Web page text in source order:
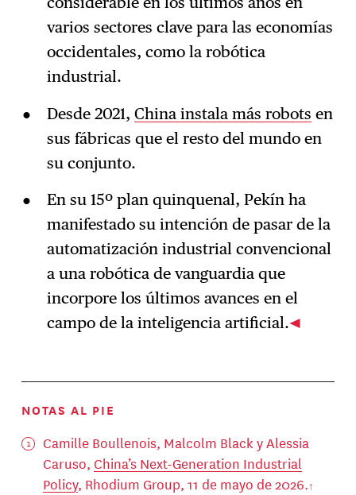
varios sectores clave para las economías
occidentales, como la robótica
industrial.
Desde 2021, China instala más robots en
sus fábricas que el resto del mundo en
su conjunto.
En su 15º plan quinquenal, Pekín ha
manifestado su intención de pasar de la
automatización industrial convencional
a una robótica de vanguardia que
incorpore los últimos avances en el
campo de la inteligencia artificial.
NOTAS AL PIE
Camille Boullenois, Malcolm Black y Alessia
Caruso, China’s Next-Generation Industrial
Policy, Rhodium Group, 11 de mayo de 2026.